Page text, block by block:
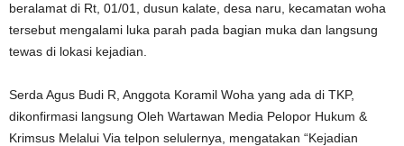
beralamat di Rt, 01/01, dusun kalate, desa naru, kecamatan woha
tersebut mengalami luka parah pada bagian muka dan langsung
tewas di lokasi kejadian.
Serda Agus Budi R, Anggota Koramil Woha yang ada di TKP,
dikonfirmasi langsung Oleh Wartawan Media Pelopor Hukum &
Krimsus Melalui Via telpon selulernya, mengatakan “Kejadian